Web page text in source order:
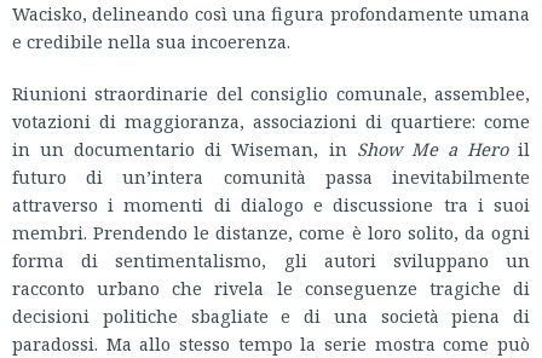
Wacisko, delineando così una figura profondamente umana
e credibile nella sua incoerenza.
Riunioni straordinarie del consiglio comunale, assemblee,
votazioni di maggioranza, associazioni di quartiere: come
in un documentario di Wiseman, in Show Me a Heroil
futuro di un’intera comunità passa inevitabilmente
attraverso i momenti di dialogo e discussione tra i suoi
membri. Prendendo le distanze, come è loro solito, da ogni
forma di sentimentalismo, gli autori sviluppano un
racconto urbano che rivela le conseguenze tragiche di
decisioni politiche sbagliate e di una società piena di
paradossi. Ma allo stesso tempo la serie mostra come può